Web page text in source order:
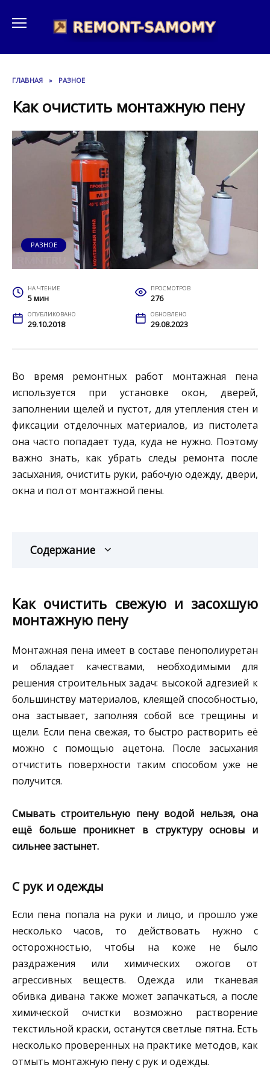
содержанию
ГЛАВНАЯ » РАЗНОЕ
Как очистить монтажную пену
РАЗНОЕ
НА ЧТЕНИЕ
5 мин
ПРОСМОТРОВ
276
ОПУБЛИКОВАНО
29.10.2018
ОБНОВЛЕНО
29.08.2023
Во время ремонтных работ монтажная пена
используется при установке окон, дверей,
заполнении щелей и пустот, для утепления стен и
фиксации отделочных материалов, из пистолета
она часто попадает туда, куда не нужно. Поэтому
важно знать, как убрать следы ремонта после
засыхания, очистить руки, рабочую одежду, двери,
окна и пол от монтажной пены.
Содержание
Как очистить свежую и засохшую
монтажную пену
Монтажная пена имеет в составе пенополиуретан
и обладает качествами, необходимыми для
решения строительных задач: высокой адгезией к
большинству материалов, клеящей способностью,
она застывает, заполняя собой все трещины и
щели. Если пена свежая, то быстро растворить её
можно с помощью ацетона. После засыхания
отчистить поверхности таким способом уже не
получится.
Смывать строительную пену водой нельзя, она
ещё больше проникнет в структуру основы и
сильнее застынет.
С рук и одежды
Если пена попала на руки и лицо, и прошло уже
несколько часов, то действовать нужно с
осторожностью, чтобы на коже не было
раздражения или химических ожогов от
агрессивных веществ. Одежда или тканевая
обивка дивана также может запачкаться, а после
химической очистки возможно растворение
текстильной краски, останутся светлые пятна. Есть
несколько проверенных на практике методов, как
отмыть монтажную пену с рук и одежды.